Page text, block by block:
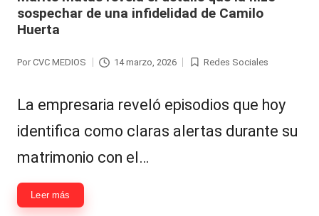
sospechar de una infidelidad de Camilo
Huerta
Por CVC MEDIOS 14 marzo, 2026
Publicada
Redes Sociales
La empresaria reveló episodios que hoy
identifica como claras alertas durante su
matrimonio con el…
Leer más